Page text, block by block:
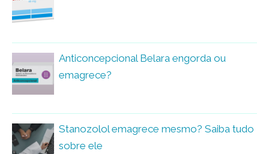
Anticoncepcional Belara engorda ou
emagrece?
Stanozolol emagrece mesmo? Saiba tudo
sobre ele